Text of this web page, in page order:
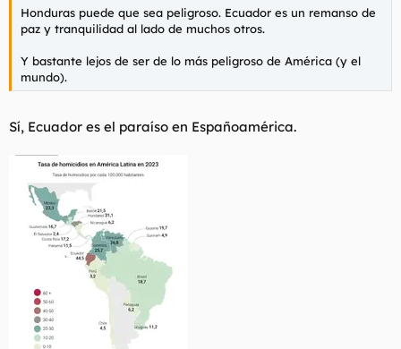
Honduras puede que sea peligroso. Ecuador es un remanso de
paz y tranquilidad al lado de muchos otros.
Y bastante lejos de ser de lo más peligroso de América (y el
mundo).
Sí, Ecuador es el paraíso en Españoamérica.